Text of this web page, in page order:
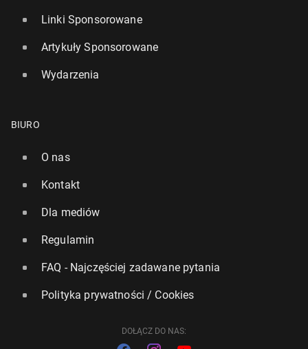
Linki Sponsorowane
Artykuły Sponsorowane
Wydarzenia
BIURO
O nas
Kontakt
Dla mediów
Regulamin
FAQ - Najczęściej zadawane pytania
Polityka prywatności / Cookies
DOŁĄCZ DO NAS: